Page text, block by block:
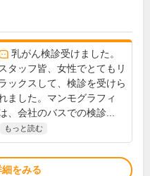
乳がん検診受けました。
スタッフ皆、女性でとてもリ
ックスして、検診を受けら
ました。マンモグラフィ
、会社のバスでの検診...
もっと読む
をみる